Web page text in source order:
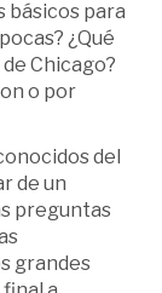
básicos para
¿Qué
Chicago?
o por
del
de un
preguntas
grandes